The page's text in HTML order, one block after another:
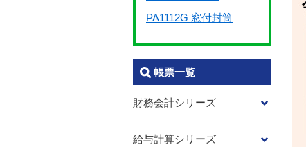
PA1112G 窓付封筒
帳票一覧
財務会計シリーズ
給与計算シリーズ